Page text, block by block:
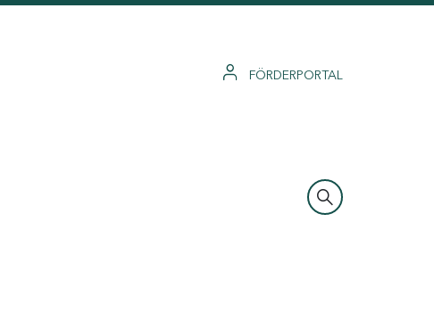
FÖRDERPORTAL